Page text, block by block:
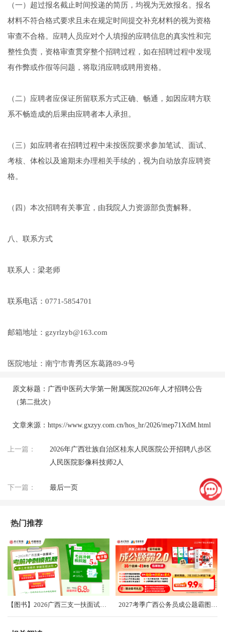
（一）超过报名截止时间投递的简历，均视为无效报名。报名
材料不符合格式要求且未在规定时间提交补充材料的视为资格
审查不合格。应聘人员应对个人填报的应聘信息的真实性和完
整性负责，资格审查贯穿整个招聘过程，如在招聘过程中发现
有作弊或作假等问题，将取消应聘或聘用资格。
（二）应聘者应保证所留联系方式正确、畅通，如因应聘方联
系不畅造成的后果由应聘者本人承担。
（三）如应聘者在招聘过程中未按医院要求参加笔试、面试、
考核、体检以及逾期未办理相关手续的，视为自动放弃应聘资
格。
（四）本次招聘有关事宜，由我院人力资源部负责解释。
八、联系方式
联系人：梁老师
联系电话：0771-5854701
邮箱地址：gzyrlzyb@163.com
医院地址：南宁市青秀区东葛路89-9号
原文标题：广西中医药大学第一附属医院2026年人才招聘公告
（第二批次）
文章来源：https://www.gxzyy.com.cn/hos_hr/2026/mep71XdM.html
上一篇：
2026年广西壮族自治区桂东人民医院公开招聘八步区
人民医院影像科技师2人
下一篇： 最后一页
热门推荐
【图书】2026广西三支一扶面试考前冲刺卷（共5套） 2027考季广西公务员成公题霸图书礼盒2.0